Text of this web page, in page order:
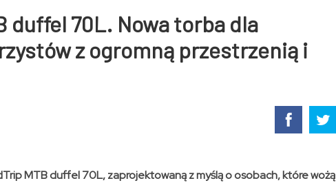
duffel 70L. Nowa torba dla
z ogromną przestrzenią i
MTB duffel 70L, zaprojektowaną z myślą o osobach, które wożą